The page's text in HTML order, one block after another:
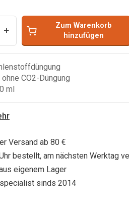
+
Zum Warenkorb
hinzufügen
CO2-Düngung
ml
Versand ab 80 €
bestellt, am nächsten Werktag
eigenem Lager
sinds 2014